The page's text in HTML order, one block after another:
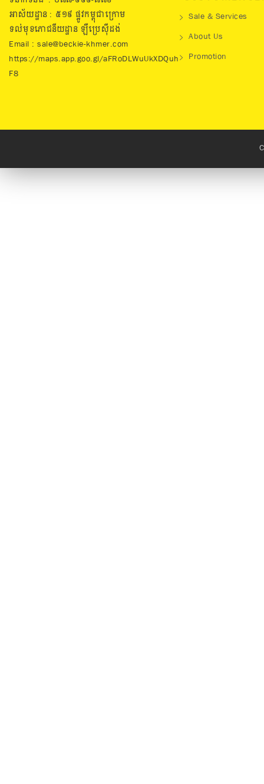
អាស័យដ្ឋាន : ៥១៩​ ផ្លូវកម្ពុជាក្រោម
ទល់មុខភោជនីយដ្ឋាន ឡឺប្រេសុីដង់
Email : sale@beckie-khmer.com
https://maps.app.goo.gl/aFRoDLWuUkXDQuh
F8
Sale & Services
About Us
Promotion